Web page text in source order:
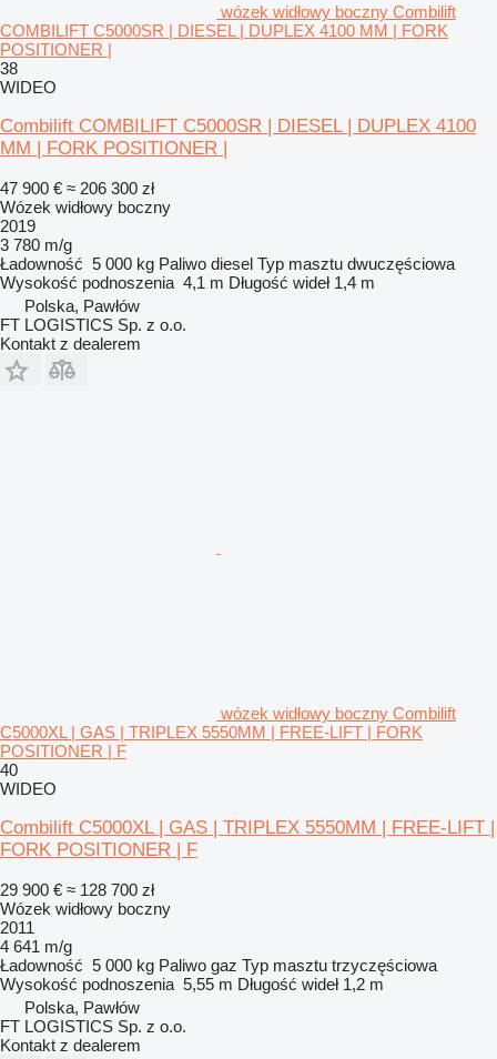
wózek widłowy boczny Combilift
COMBILIFT C5000SR | DIESEL | DUPLEX 4100 MM | FORK
POSITIONER |
38
WIDEO
Combilift COMBILIFT C5000SR | DIESEL | DUPLEX 4100
MM | FORK POSITIONER |
47 900 € ≈ 206 300 zł
Wózek widłowy boczny
2019
3 780 m/g
Ładowność 5 000 kg Paliwo diesel Typ masztu dwuczęściowa
Wysokość podnoszenia 4,1 m Długość wideł 1,4 m
Polska, Pawłów
FT LOGISTICS Sp. z o.o.
Kontakt z dealerem
wózek widłowy boczny Combilift
C5000XL | GAS | TRIPLEX 5550MM | FREE-LIFT | FORK
POSITIONER | F
40
WIDEO
Combilift C5000XL | GAS | TRIPLEX 5550MM | FREE-LIFT |
FORK POSITIONER | F
29 900 € ≈ 128 700 zł
Wózek widłowy boczny
2011
4 641 m/g
Ładowność 5 000 kg Paliwo gaz Typ masztu trzyczęściowa
Wysokość podnoszenia 5,55 m Długość wideł 1,2 m
Polska, Pawłów
FT LOGISTICS Sp. z o.o.
Kontakt z dealerem